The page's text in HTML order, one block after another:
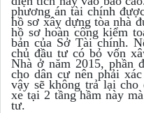
phương án tài chính
hồ sơ xây dựng tòa nhà
hồ sơ hoàn công kiểm
bản của Sở Tài chính.
chủ đầu tư có bỏ vốn
Nhà ở năm 2015, phần
cho dân cư nên phải
vậy sẽ không trả lại
xe tại 2 tầng hầm này
tư.